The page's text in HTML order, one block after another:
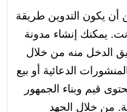
أن يكون التدوين طريقة
يمكنك إنشاء مدونة
الدخل منه من خلال
الدعائية أو بيع
قيم وبناء الجمهور
من خلال الجهد